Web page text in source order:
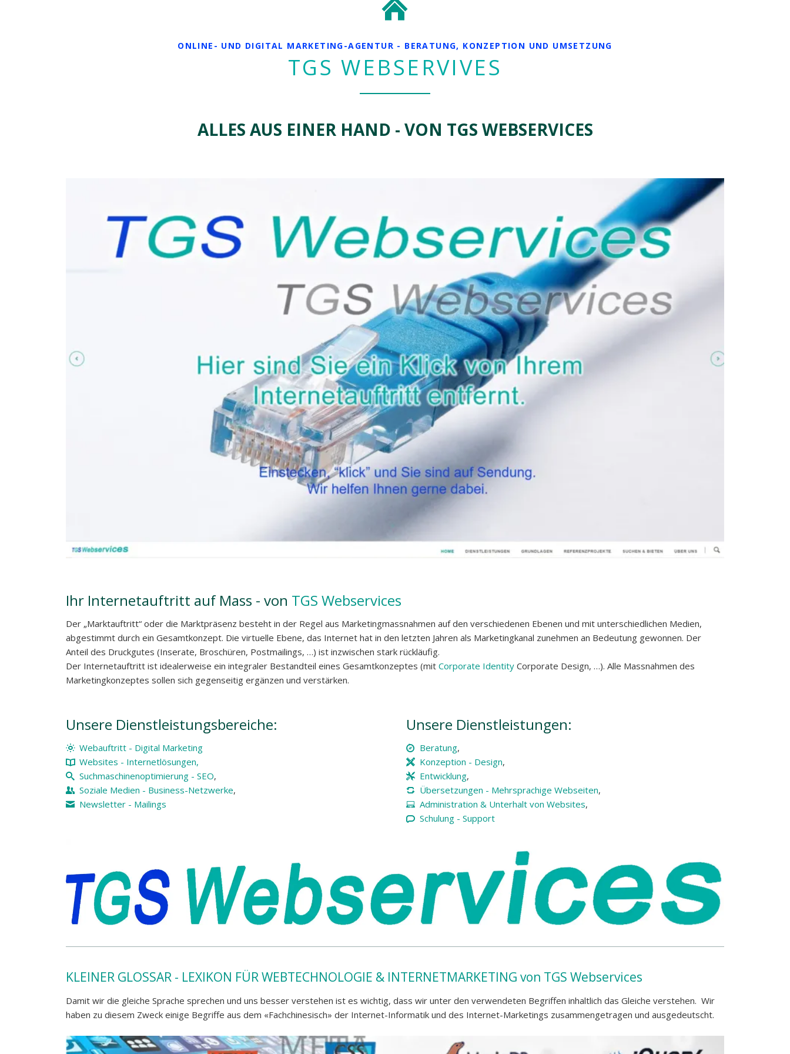
ONLINE- UND DIGITAL MARKETING-AGENTUR - BERATUNG, KONZEPTION UND UMSETZUNG
TGS WEBSERVIVES
ALLES AUS EINER HAND - VON TGS WEBSERVICES
Ihr Internetauftritt auf Mass - von TGS Webservices
Der „Marktauftritt“ oder die Marktpräsenz besteht in der Regel aus Marketingmassnahmen auf den verschiedenen Ebenen und mit unterschiedlichen Medien,
abgestimmt durch ein Gesamtkonzept. Die virtuelle Ebene, das Internet hat in den letzten Jahren als Marketingkanal zunehmen an Bedeutung gewonnen. Der
Anteil des Druckgutes (Inserate, Broschüren, Postmailings, …) ist inzwischen stark rückläufig.
Der Internetauftritt ist idealerweise ein integraler Bestandteil eines Gesamtkonzeptes (mit Corporate Identity Corporate Design, …). Alle Massnahmen des
Marketingkonzeptes sollen sich gegenseitig ergänzen und verstärken.
Unsere Dienstleistungsbereiche:
Webauftritt - Digital Marketing
Websites - Internetlösungen,
Suchmaschinenoptimierung - SEO,
Soziale Medien - Business-Netzwerke,
Newsletter - Mailings
Unsere Dienstleistungen:
Beratung,
Konzeption - Design,
Entwicklung,
Übersetzungen - Mehrsprachige Webseiten,
Administration & Unterhalt von Websites,
Schulung - Support
KLEINER GLOSSAR - LEXIKON FÜR WEBTECHNOLOGIE & INTERNETMARKETING von TGS Webservices
Damit wir die gleiche Sprache sprechen und uns besser verstehen ist es wichtig, dass wir unter den verwendeten Begriffen inhaltlich das Gleiche verstehen. Wir
haben zu diesem Zweck einige Begriffe aus dem «Fachchinesisch» der Internet-Informatik und des Internet-Marketings zusammengetragen und ausgedeutscht.